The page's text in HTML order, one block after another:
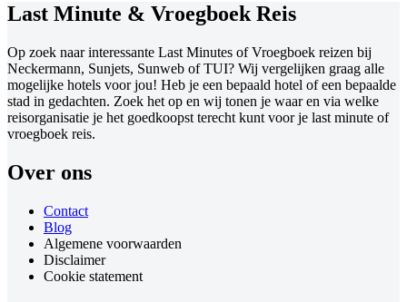
Last Minute & Vroegboek Reis
Op zoek naar interessante Last Minutes of Vroegboek reizen bij
Neckermann, Sunjets, Sunweb of TUI? Wij vergelijken graag alle
mogelijke hotels voor jou! Heb je een bepaald hotel of een bepaalde
stad in gedachten. Zoek het op en wij tonen je waar en via welke
reisorganisatie je het goedkoopst terecht kunt voor je last minute of
vroegboek reis.
Over ons
Contact
Blog
Algemene voorwaarden
Disclaimer
Cookie statement